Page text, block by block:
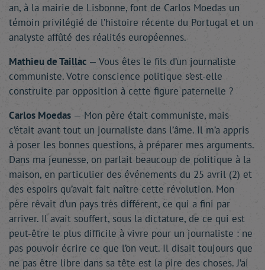
an, à la mairie de Lisbonne, font de Carlos Moedas un
témoin privilégié de l’histoire récente du Portugal et un
analyste affûté des réalités européennes.
Mathieu de Taillac — Vous êtes le fils d’un journaliste
communiste. Votre conscience politique s’est-elle
construite par opposition à cette figure paternelle ?
Carlos Moedas — Mon père était communiste, mais
c’était avant tout un journaliste dans l’âme. Il m’a appris
à poser les bonnes questions, à préparer mes arguments.
Dans ma jeunesse, on parlait beaucoup de politique à la
maison, en particulier des événements du 25 avril (2) et
des espoirs qu’avait fait naître cette révolution. Mon
père rêvait d’un pays très différent, ce qui a fini par
arriver. Il avait souffert, sous la dictature, de ce qui est
peut-être le plus difficile à vivre pour un journaliste : ne
pas pouvoir écrire ce que l’on veut. Il disait toujours que
ne pas être libre dans sa tête est la pire des choses. J’ai